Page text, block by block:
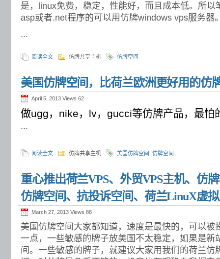
是，linux免费，稳定，性能好，而且成本低。所以
asp或者.net程序的可以用仿牌windows vps服务器
...
阅读全文 仿牌共享主机 仿牌空间
美国仿牌空间，比荷兰欧洲更好用的仿
April 5, 2013 Views 62
做ugg，nike，lv，gucci等仿牌产品，最怕
...
阅读全文 仿牌共享主机 美国仿牌空间 仿牌空间
重心推出荷兰VPS、外贸VPS主机、仿
仿牌空间、抗投诉空间、荷兰LinuX虚
March 27, 2013 Views 88
美国仿牌空间大家都知道，速度是最快的，可以被
一点，一些敏感的牌子放美国不太稳定，如果是新
间。一些敏感的牌子，就建议大家用我们的荷兰仿